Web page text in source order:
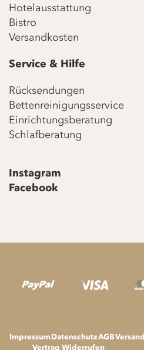
Hotelausstattung
Bistro
Versandkosten
Service & Hilfe
Rücksendungen
Bettenreinigungsservice
Einrichtungsberatung
Schlafberatung
Instagram
Facebook
ImpressumDatenschutzAGB
Vertrag Widerrufen